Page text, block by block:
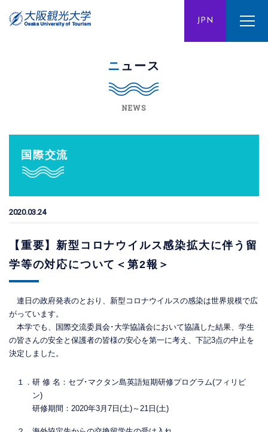
JPN
ENG CHN
ニュース
NEWS
国際交流
2020.03.24
【重要】新型コロナウイルス感染拡大に伴う留
学等の対応について＜第2報＞
連日の政府発表のとおり、新型コロナウイルスの感染は世界規模で広
がっています。
本学でも、国際交流委員会･大学協議会において協議した結果、学生
の皆さんの安全と保護者の皆様の安心を第一に考え、下記3点の中止を
決定しました。
１．研 修 名：セブ･マクタン島英語短期研修プログラム(フィリピ
ン)
研修期間：2020年3月7日(土)～21日(土)